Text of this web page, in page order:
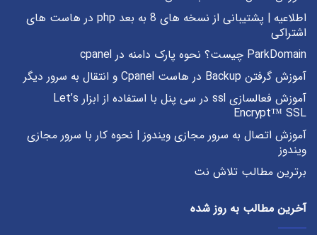
اطلاعیه | پشتیبانی از نسخه های 8 به بعد php در هاست های
اشتراکی
ParkDomain چیست؟ نحوه پارک دامنه در cpanel
آموزش گرفتن Backup در هاست Cpanel و انتقال به سرور دیگر
آموزش فعالسازی ssl در سی پنل با استفاده از ابزار Let’s
Encrypt™ SSL
آموزش اتصال به سرور مجازی ویندوز | نحوه کار با سرور مجازی
ویندوز
برترین مطالب تلاش نت
آخرین مطالب به روز شده